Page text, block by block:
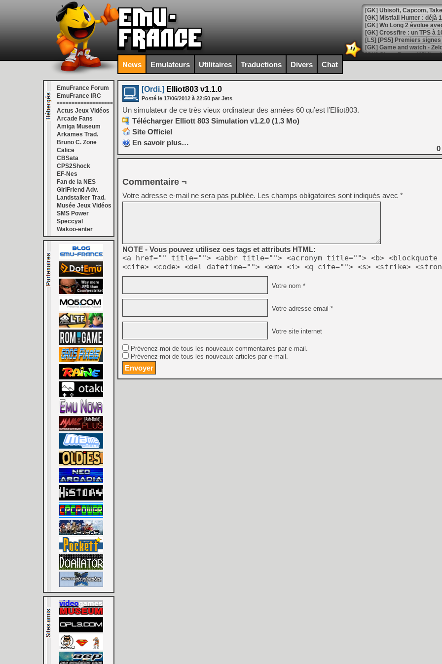
[GK] Mistfall Hunter : déjà
[GK] Wo Long 2 évolue
[GK] Crossfire : un TPS à
[LS] [PS5] Premiers
[Mo5] DOOM arrive en
[GK] Bethesda fête les 30
[GK] Roblox : l'action en
[GK] Agenda - GeForce
[LS] [PS5] ps5-y2jb-
[GK] Pourquoi Marvel
[GK] Test : Restory : Chill
[GK] GTA 6 : Rockstar
[GK] Hot Wheels Infinite
[GK] Mémoire cash -
[GK] Résultats Nintendo :
[GK] Déjà des
[Mo5] Brickboy cherche à
[GK] Minecraft et ses «
[GK] Beast of
[GK] Ubisoft : fin de partie
[GK] Mémoire cash -
[GK] Dan Houser (GTA)
[GK] Comment EA Sports
[GK] Crimson Moon : un
[GK] Isle of Reveries : le
[GK] Moonlighter 2 : The
[GK] Capcom relance
[Mo5] Deux inédits du
News Emulateurs Utilitaires Traductions Divers Chat
EmuFrance Forum
EmuFrance IRC
===================
Actus Jeux Vidéos
Arcade Fans
Amiga Museum
Arkames Trad.
Bruno C. Zone
Calice
CBSata
CPS2Shock
EF-Nes
Fan de la NES
GirlFriend Adv.
Landstalker Trad.
Musée Jeux Vidéos
SMS Power
Speccyal
Wakoo-enter
[Ordi.] Elliot803 v1.1.0
Posté le 17/06/2012 à 22:50 par Jets
Un simulateur de ce très vieux ordinateur des années 60 qu’est l’Elliot803.
Télécharger Elliott 803 Simulation v1.2.0 (1.3 Mo)
Site Officiel
En savoir plus…
0
Commentaire ¬
Votre adresse e-mail ne sera pas publiée. Les champs obligatoires sont indiqués avec *
NOTE - Vous pouvez utilisez ces tags et attributs HTML:
<a href="" title=""> <abbr title=""> <acronym title=""> <b> <blockquote
<cite> <code> <del datetime=""> <em> <i> <q cite=""> <s> <strike>
Votre nom *
Votre adresse email *
Votre site internet
Prévenez-moi de tous les nouveaux commentaires par e-mail.
Prévenez-moi de tous les nouveaux articles par e-mail.